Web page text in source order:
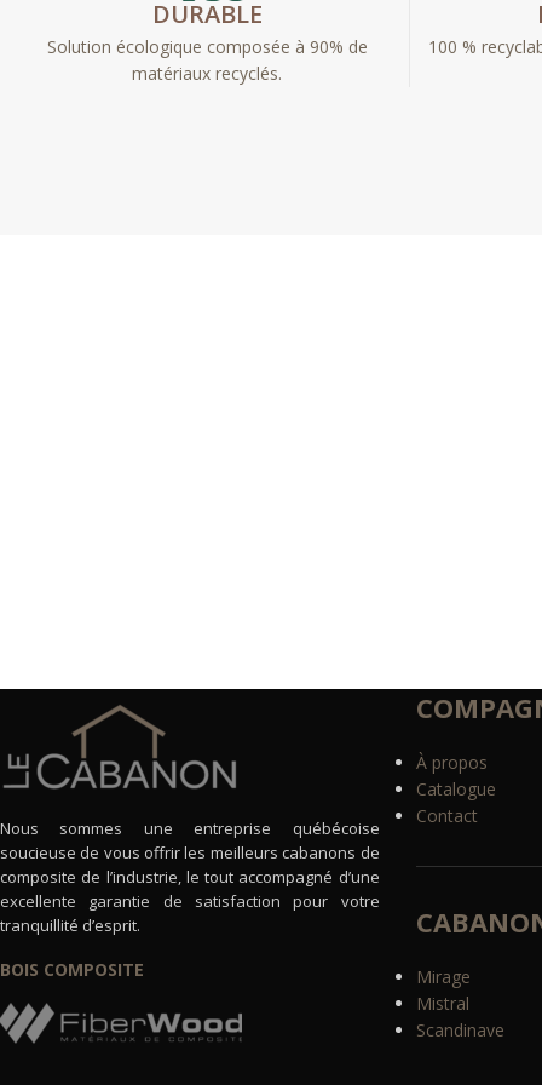
DURABLE
Solution écologique composée à 90% de
matériaux recyclés.
100 %
Nous sommes une entreprise québécoise
soucieuse de vous offrir les meilleurs cabanons de
composite de l’industrie, le tout accompagné d’une
excellente garantie de satisfaction pour votre
tranquillité d’esprit.
BOIS COMPOSITE
À propos
Catalogue
Contact
Mirage
Mistral
Scandinave